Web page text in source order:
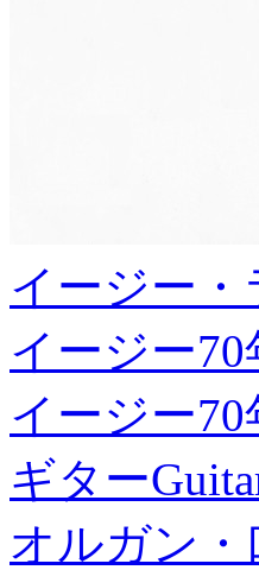
イージー・
イージー70
イージー70
ギター
オルガン・